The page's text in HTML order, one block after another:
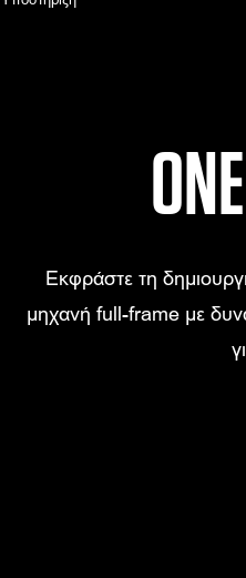
Εκφράστε τη
μηχανή full-frame με